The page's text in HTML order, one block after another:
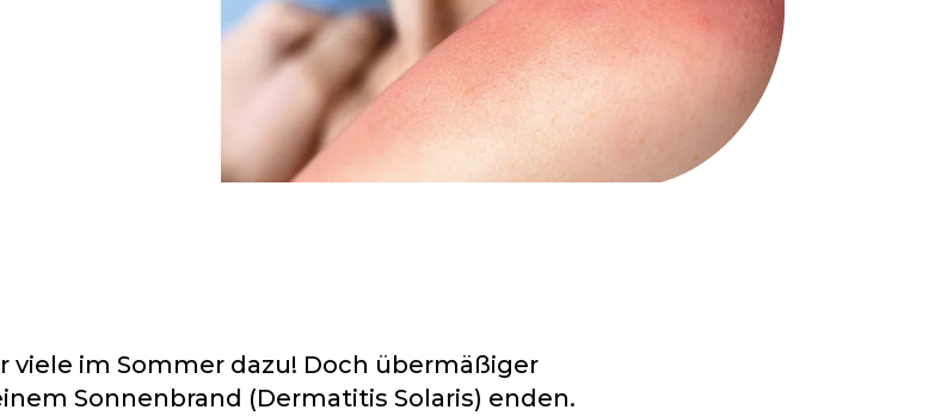
viele im Sommer dazu! Doch übermäßiger
Sonnenbrand (Dermatitis Solaris) enden.